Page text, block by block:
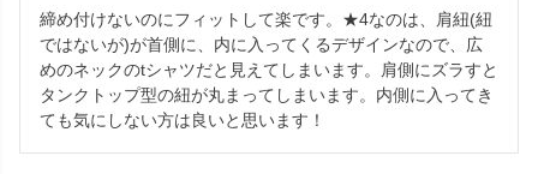
締め付けないのにフィットして楽です。★4なのは、肩紐(紐
ではないが)が首側に、内に入ってくるデザインなので、広
めのネックのtシャツだと見えてしまいます。肩側にズラすと
タンクトップ型の紐が丸まってしまいます。内側に入ってき
ても気にしない方は良いと思います！